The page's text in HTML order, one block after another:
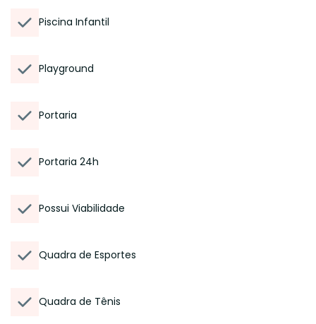
Piscina Infantil
Playground
Portaria
Portaria 24h
Possui Viabilidade
Quadra de Esportes
Quadra de Tênis